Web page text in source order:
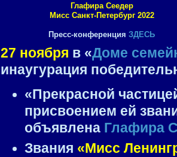
Глафира Сеедер
Мисс Санкт-Петербург 2022
Пресс-конференция ЗДЕСЬ
27 ноября в «Доме
инаугурация
«Прекрасной
присвоением ей
объявлена Глафира
Звания «Мисс